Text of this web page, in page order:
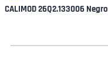
CALIMOD 26Q2.133006 Negro